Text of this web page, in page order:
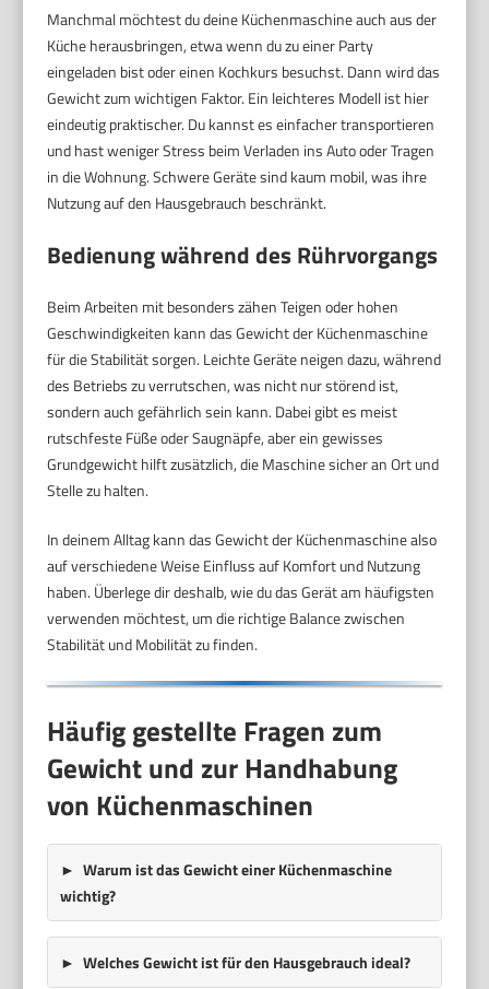
Manchmal möchtest du deine Küchenmaschine auch aus der
Küche herausbringen, etwa wenn du zu einer Party
eingeladen bist oder einen Kochkurs besuchst. Dann wird das
Gewicht zum wichtigen Faktor. Ein leichteres Modell ist hier
eindeutig praktischer. Du kannst es einfacher transportieren
und hast weniger Stress beim Verladen ins Auto oder Tragen
in die Wohnung. Schwere Geräte sind kaum mobil, was ihre
Nutzung auf den Hausgebrauch beschränkt.
Bedienung während des Rührvorgangs
Beim Arbeiten mit besonders zähen Teigen oder hohen
Geschwindigkeiten kann das Gewicht der Küchenmaschine
für die Stabilität sorgen. Leichte Geräte neigen dazu, während
des Betriebs zu verrutschen, was nicht nur störend ist,
sondern auch gefährlich sein kann. Dabei gibt es meist
rutschfeste Füße oder Saugnäpfe, aber ein gewisses
Grundgewicht hilft zusätzlich, die Maschine sicher an Ort und
Stelle zu halten.
In deinem Alltag kann das Gewicht der Küchenmaschine also
auf verschiedene Weise Einfluss auf Komfort und Nutzung
haben. Überlege dir deshalb, wie du das Gerät am häufigsten
verwenden möchtest, um die richtige Balance zwischen
Stabilität und Mobilität zu finden.
Häufig gestellte Fragen zum
Gewicht und zur Handhabung
von Küchenmaschinen
Warum ist das Gewicht einer Küchenmaschine
wichtig?
Welches Gewicht ist für den Hausgebrauch ideal?